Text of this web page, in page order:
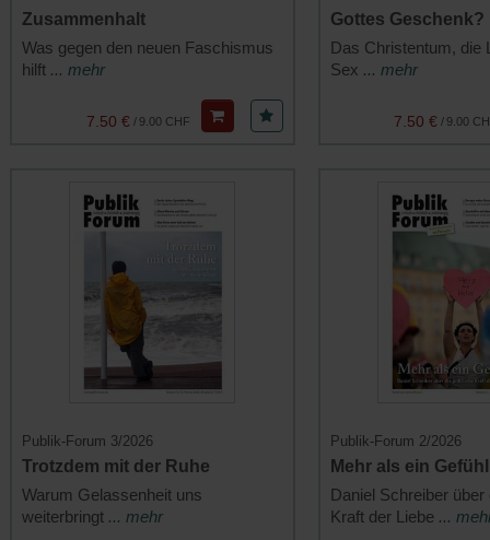
Zusammenhalt
Was gegen den neuen Faschismus
hilft ... mehr
9.00 CHF
/
7.50 €
Gottes Geschenk?
Das Christentum, die
Sex ... mehr
9.00
/
7.50 €
Publik-Forum 3/2026
Trotzdem mit der Ruhe
Warum Gelassenheit uns
weiterbringt ... mehr
Publik-Forum 2/2026
Mehr als ein Gefühl
Daniel Schreiber über
Kraft der Liebe ...